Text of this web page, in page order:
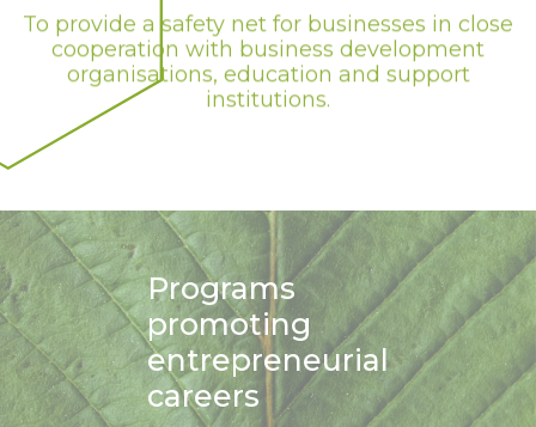
To provide a safety net for businesses in close
cooperation with business development
organisations, education and support
institutions.
Programs
promoting
entrepreneurial
careers